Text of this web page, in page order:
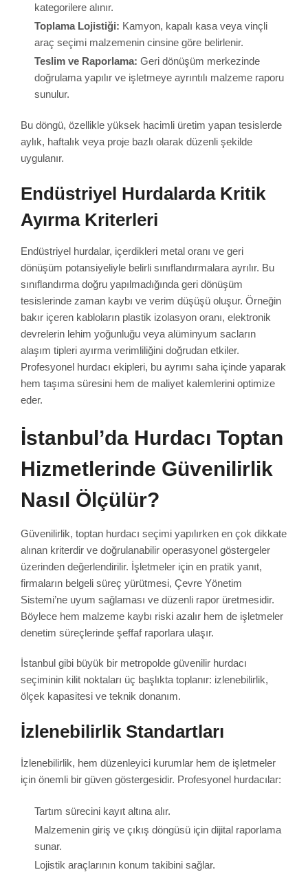
kategorilere alınır.
Toplama Lojistiği: Kamyon, kapalı kasa veya vinçli
araç seçimi malzemenin cinsine göre belirlenir.
Teslim ve Raporlama: Geri dönüşüm merkezinde
doğrulama yapılır ve işletmeye ayrıntılı malzeme raporu
sunulur.
Bu döngü, özellikle yüksek hacimli üretim yapan tesislerde
aylık, haftalık veya proje bazlı olarak düzenli şekilde
uygulanır.
Endüstriyel Hurdalarda Kritik
Ayırma Kriterleri
Endüstriyel hurdalar, içerdikleri metal oranı ve geri
dönüşüm potansiyeliyle belirli sınıflandırmalara ayrılır. Bu
sınıflandırma doğru yapılmadığında geri dönüşüm
tesislerinde zaman kaybı ve verim düşüşü oluşur. Örneğin
bakır içeren kabloların plastik izolasyon oranı, elektronik
devrelerin lehim yoğunluğu veya alüminyum sacların
alaşım tipleri ayırma verimliliğini doğrudan etkiler.
Profesyonel hurdacı ekipleri, bu ayrımı saha içinde yaparak
hem taşıma süresini hem de maliyet kalemlerini optimize
eder.
İstanbul’da Hurdacı Toptan
Hizmetlerinde Güvenilirlik
Nasıl Ölçülür?
Güvenilirlik, toptan hurdacı seçimi yapılırken en çok dikkate
alınan kriterdir ve doğrulanabilir operasyonel göstergeler
üzerinden değerlendirilir. İşletmeler için en pratik yanıt,
firmaların belgeli süreç yürütmesi, Çevre Yönetim
Sistemi’ne uyum sağlaması ve düzenli rapor üretmesidir.
Böylece hem malzeme kaybı riski azalır hem de işletmeler
denetim süreçlerinde şeffaf raporlara ulaşır.
İstanbul gibi büyük bir metropolde güvenilir hurdacı
seçiminin kilit noktaları üç başlıkta toplanır: izlenebilirlik,
ölçek kapasitesi ve teknik donanım.
İzlenebilirlik Standartları
İzlenebilirlik, hem düzenleyici kurumlar hem de işletmeler
için önemli bir güven göstergesidir. Profesyonel hurdacılar:
Tartım sürecini kayıt altına alır.
Malzemenin giriş ve çıkış döngüsü için dijital raporlama
sunar.
Lojistik araçlarının konum takibini sağlar.